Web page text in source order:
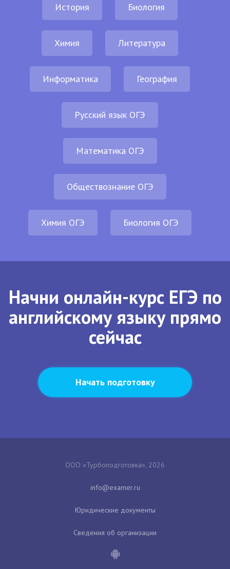
История Биология
Химия Литература
Информатика География
Русский язык ОГЭ
Математика ОГЭ
Обществознание ОГЭ
Химия ОГЭ Биология ОГЭ
Начни онлайн-курс ЕГЭ по
английскому языку прямо
сейчас
Начать подготовку
ООО «Турбоподготовка», 2026
Юридические документы
Сведения об организации